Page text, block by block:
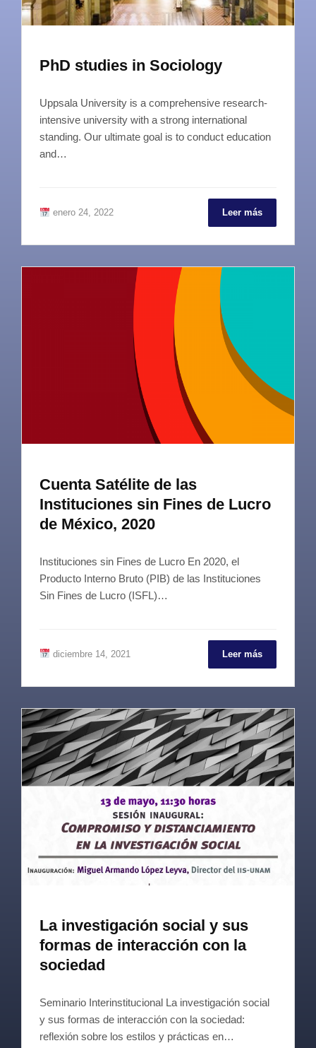
PhD studies in Sociology
Uppsala University is a comprehensive research-
intensive university with a strong international
standing. Our ultimate goal is to conduct education
and…
enero 24, 2022 Leer más
Cuenta Satélite de las
Instituciones sin Fines de Lucro
de México, 2020
Instituciones sin Fines de Lucro En 2020, el
Producto Interno Bruto (PIB) de las Instituciones
Sin Fines de Lucro (ISFL)…
diciembre 14, 2021 Leer más
La investigación social y sus
formas de interacción con la
sociedad
Seminario Interinstitucional La investigación social
y sus formas de interacción con la sociedad:
reflexión sobre los estilos y prácticas en…